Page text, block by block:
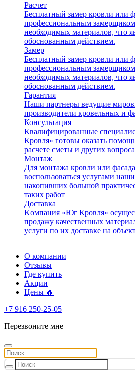
Расчет
Бесплатный замер кровли или
профессиональным замерщиком
необходимых материалов, что
обоснованным действием.
Замер
Бесплатный замер кровли или
профессиональным замерщиком
необходимых материалов, что
обоснованным действием.
Гарантия
Наши партнеры ведущие
производители кровельных и
Консультация
Квалифицированные
Кровля» готовы оказать
расчете сметы и других
Монтаж
Для монтажа кровли или
воспользоваться услугами
накопивших большой
таких работ
Доставка
Kомпания «Юг Кровля»
продажу качественных
услуги по их доставке на
О компании
Отзывы
Где купить
Акции
Цены 🔥
+7 916 250-25-05
Перезвоните мне